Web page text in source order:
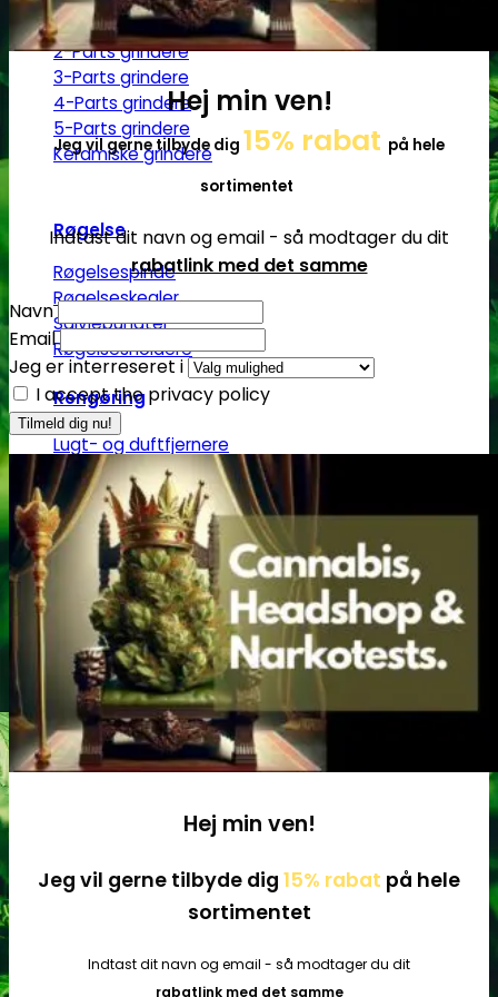
Grindere
2-Parts grindere
3-Parts grindere
4-Parts grindere
5-Parts grindere
Keramiske grindere
Røgelse
Røgelsespinde
Røgelseskegler
Salviebundter
Røgelsesholdere
Rengøring
Lugt- og duftfjernere
Glasrens
Børster
Tilbehør
Hej min ven!
Jeg vil gerne tilbyde dig 15% rabat på hele
sortimentet
Indtast dit navn og email - så modtager du dit
rabatlink med det samme
Navn
Email
Jeg er interreseret i
I accept the privacy policy
Hej min ven!
Jeg vil gerne tilbyde dig 15% rabat på hele
sortimentet
Indtast dit navn og email - så modtager du dit
rabatlink med det samme